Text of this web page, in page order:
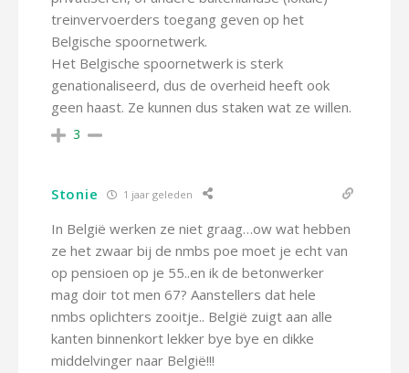
treinvervoerders toegang geven op het
Belgische spoornetwerk.
Het Belgische spoornetwerk is sterk
genationaliseerd, dus de overheid heeft ook
geen haast. Ze kunnen dus staken wat ze willen.
3
Stonie 1 jaar geleden
In België werken ze niet graag…ow wat hebben
ze het zwaar bij de nmbs poe moet je echt van
op pensioen op je 55..en ik de betonwerker
mag doir tot men 67? Aanstellers dat hele
nmbs oplichters zooitje.. België zuigt aan alle
kanten binnenkort lekker bye bye en dikke
middelvinger naar België!!!